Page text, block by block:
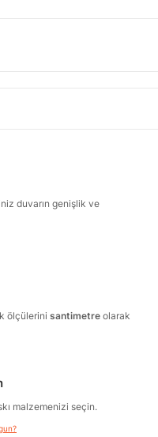
duvarın genişlik ve
ölçülerini santimetre olarak
malzemenizi seçin.